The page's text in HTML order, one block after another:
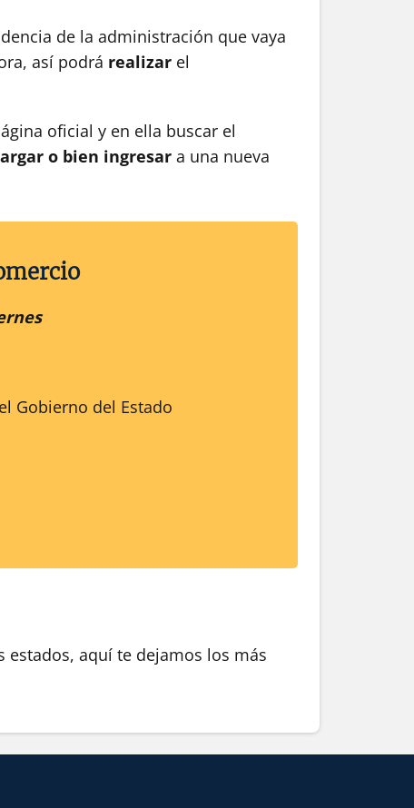
de la administración que vaya
así podrá realizar el
oficial y en ella buscar el
o bien ingresar a una nueva
Gobierno del Estado
estados, aquí te dejamos los más